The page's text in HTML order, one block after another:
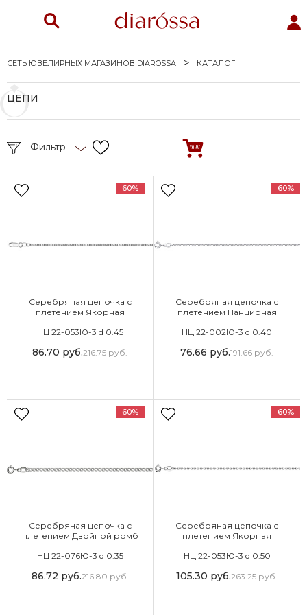
СЕТЬ ЮВЕЛИРНЫХ МАГАЗИНОВ DIAROSSA КАТАЛОГ
ЦЕПИ
Фильтр
60%
Серебряная цепочка с
плетением Якорная
НЦ 22-053Ю-3 d 0.45
86.70 руб.216.75руб.
60%
Серебряная цепочка с
плетением Панцирная
НЦ 22-002Ю-3 d 0.40
76.66 руб.191.66руб.
60%
Серебряная цепочка с
плетением Двойной ромб
НЦ 22-076Ю-3 d 0.35
86.72 руб.216.80руб.
60%
Серебряная цепочка с
плетением Якорная
НЦ 22-053Ю-3 d 0.50
105.30 руб.263.25руб.